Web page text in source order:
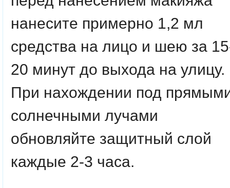
нанесите примерно 1,2 мл
средства на лицо и шею за
20 минут до выхода на улицу.
При нахождении под
солнечными лучами
обновляйте защитный слой
каждые 2-3 часа.